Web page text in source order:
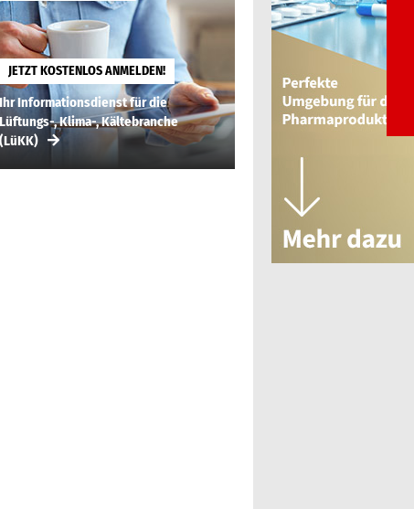
JETZT KOSTENLOS ANMELDEN!
Ihr Informationsdienst für die
Lüftungs-, Klima-, Kältebranche
(LüKK)